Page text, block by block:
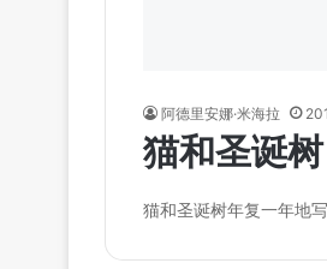
阿德里安娜·米海拉
猫和圣诞
猫和圣诞树年复一年地